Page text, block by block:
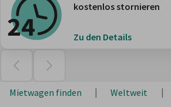
kostenlos stornieren
Zu den Details
Mietwagen finden Weltweit